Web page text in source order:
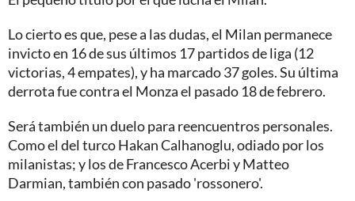
Lo cierto es que, pese a las dudas, el Milan permanece
invicto en 16 de sus últimos 17 partidos de liga (12
victorias, 4 empates), y ha marcado 37 goles. Su última
derrota fue contra el Monza el pasado 18 de febrero.
Será también un duelo para reencuentros personales.
Como el del turco Hakan Calhanoglu, odiado por los
milanistas; y los de Francesco Acerbi y Matteo
Darmian, también con pasado 'rossonero'.